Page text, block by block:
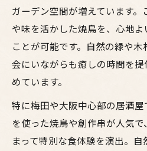
ガーデン空間が増えています
や味を活かした焼鳥を、心地
ことが可能です。自然の緑や
会にいながらも癒しの時間を
めています。
特に梅田や大阪中心部の居酒
を使った焼鳥や創作串が人気
まって特別な食体験を演出。自